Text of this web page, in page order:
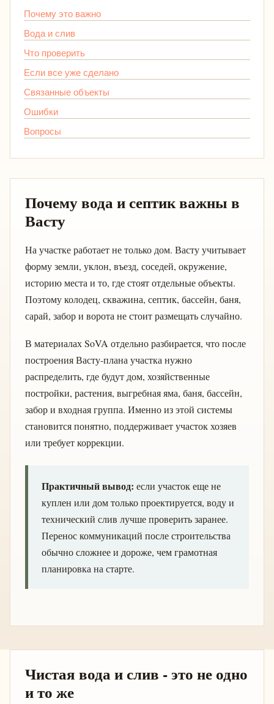
Почему это важно
Вода и слив
Что проверить
Если все уже сделано
Связанные объекты
Ошибки
Вопросы
Почему вода и септик важны в
Васту
На участке работает не только дом. Васту учитывает
форму земли, уклон, въезд, соседей, окружение,
историю места и то, где стоят отдельные объекты.
Поэтому колодец, скважина, септик, бассейн, баня,
сарай, забор и ворота не стоит размещать случайно.
В материалах SoVA отдельно разбирается, что после
построения Васту-плана участка нужно
распределить, где будут дом, хозяйственные
постройки, растения, выгребная яма, баня, бассейн,
забор и входная группа. Именно из этой системы
становится понятно, поддерживает участок хозяев
или требует коррекции.
Практичный вывод: если участок еще не
куплен или дом только проектируется, воду и
технический слив лучше проверить заранее.
Перенос коммуникаций после строительства
обычно сложнее и дороже, чем грамотная
планировка на старте.
Чистая вода и слив - это не одно
и то же